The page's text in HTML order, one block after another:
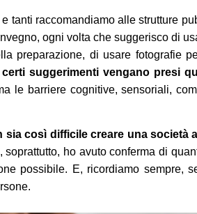
tanti raccomandiamo alle strutture
ogni volta che suggerisco di
preparazione, di usare fotografie
suggerimenti vengano presi
le barriere cognitive, sensoriali,
sia così difficile creare una società
ho avuto conferma di
possibile. E, ricordiamo sempre,